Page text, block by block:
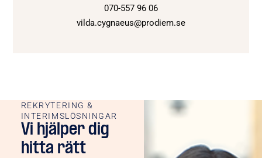
070-557 96 06
vilda.cygnaeus@prodiem.se
REKRYTERING &
INTERIMSLÖSNINGAR
Vi hjälper dig
hitta rätt